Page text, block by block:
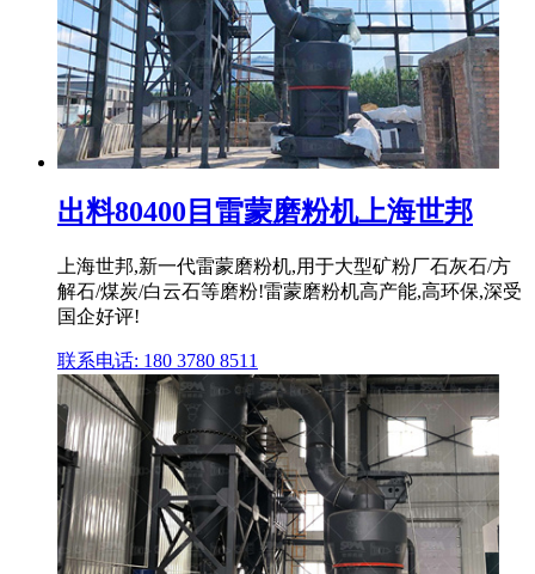
出料80400目雷蒙磨粉机上海世邦
上海世邦,新一代雷蒙磨粉机,用于大型矿粉厂石灰石/方
解石/煤炭/白云石等磨粉!雷蒙磨粉机高产能,高环保,深受
国企好评!
联系电话: 180 3780 8511